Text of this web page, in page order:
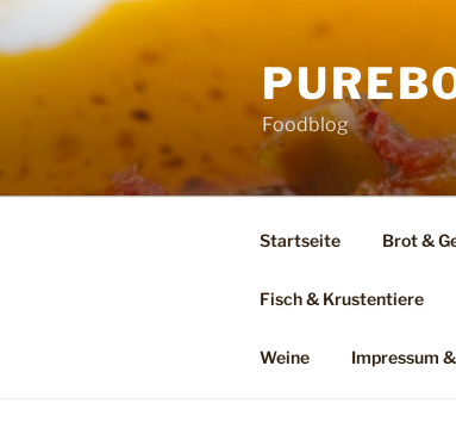
Inhalt
Foodblog
Startseite Brot &
Fisch & Krustentiere
Weine Impressum